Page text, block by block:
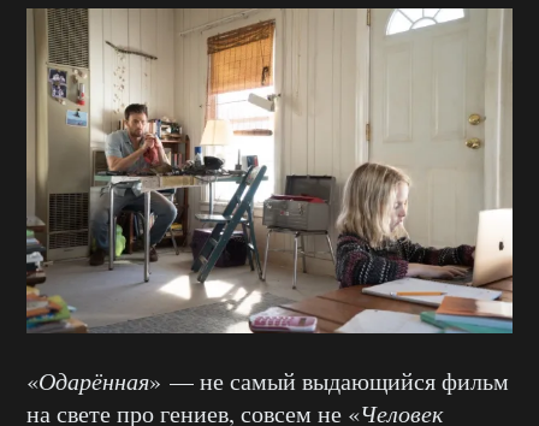
«Одарённая» — не самый выдающийся фильм
на свете про гениев, совсем не «Человек